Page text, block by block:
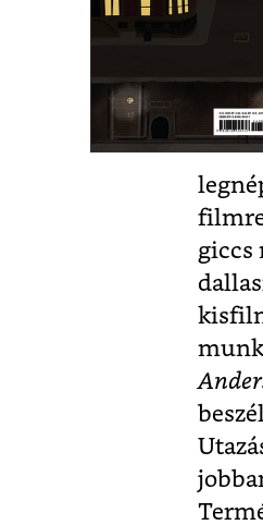
giccs